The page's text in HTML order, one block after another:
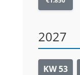
2027
KW 53